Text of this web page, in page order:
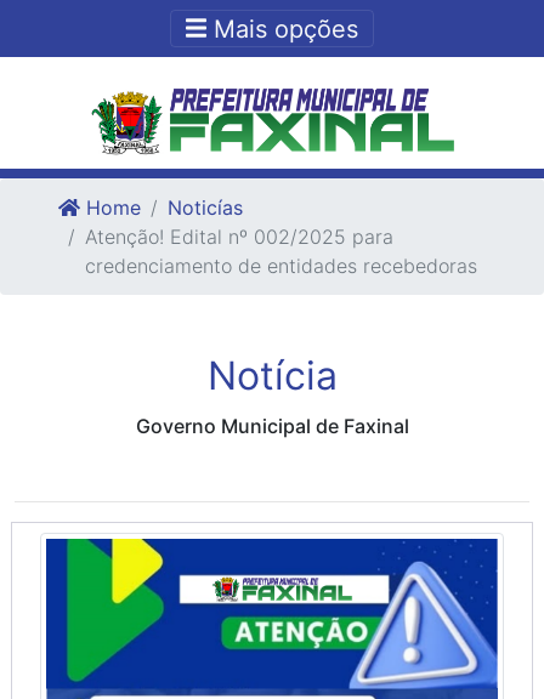
Ir para o fim do conteudo
Mais opções
Home
Noticías
Atenção! Edital nº 002/2025 para
credenciamento de entidades recebedoras
Notícia
Governo Municipal de Faxinal